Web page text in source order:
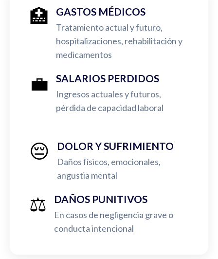
🏥 GASTOS MÉDICOS
Tratamiento actual y futuro,
hospitalizaciones, rehabilitación y
medicamentos
💼 SALARIOS PERDIDOS
Ingresos actuales y futuros,
pérdida de capacidad laboral
😔 DOLOR Y SUFRIMIENTO
Daños físicos, emocionales,
angustia mental
⚖️ DAÑOS PUNITIVOS
En casos de negligencia grave o
conducta intencional